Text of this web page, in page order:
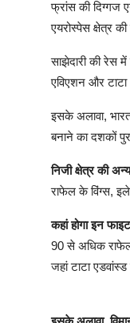
फ्रांस की दिग्गज
एयरोस्पेस क्षेत्र
साझेदारी की रेस
एविएशन और
इसके अलावा,
बनाने का दशकों
निजी क्षेत्र की
राफेल के विंग्स,
कहां होगा इन
90 से अधिक राफेल
जहां टाटा